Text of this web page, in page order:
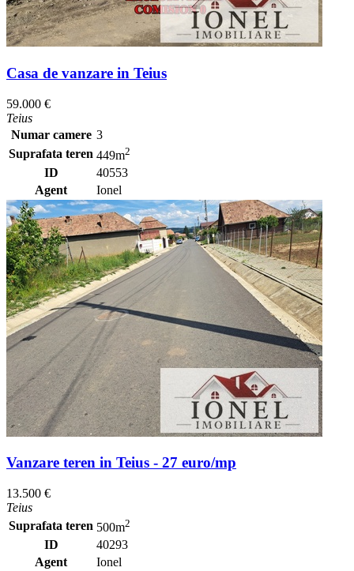
Casa de vanzare in Teius
59.000 €
Teius
Numar camere 3
Suprafata teren 449m2
ID
40553
Agent
Ionel
Vanzare teren in Teius - 27 euro/mp
13.500 €
Teius
Suprafata teren 500m2
ID
40293
Agent
Ionel